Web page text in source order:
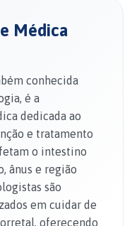
Médica
conhecida
é a
dedicada ao
e tratamento
o intestino
ânus e região
são
em cuidar de
oferecendo